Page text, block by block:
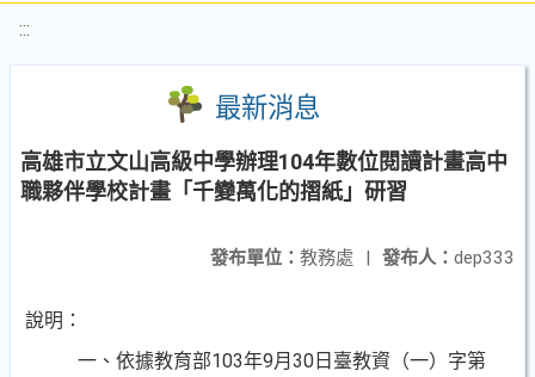
:::
最新消息
高雄市立文山高級中學辦理104年數位閱讀計畫高中
職夥伴學校計畫「千變萬化的摺紙」研習
發布人： dep333
發布單位： 教務處 |
說明：
一、依據教育部103年9月30日臺教資（一）字第